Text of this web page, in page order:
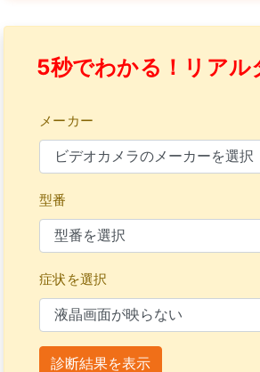
5秒でわかる！リアル
メーカー
型番
症状を選択
診断結果を表示